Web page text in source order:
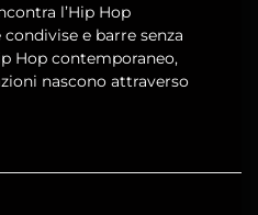
l’Hip Hop
e barre senza
Hop contemporaneo,
nascono attraverso